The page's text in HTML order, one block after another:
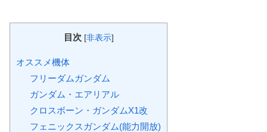
目次 [非表示]
オススメ機体
フリーダムガンダム
ガンダム・エアリアル
クロスボーン・ガンダムX1改
フェニックスガンダム(能力開放)